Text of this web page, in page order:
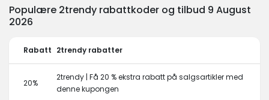
Populære 2trendy rabattkoder og tilbud 9 August
2026
Rabatt 2trendy rabatter
20%
2trendy | Få 20 % ekstra rabatt på salgsartikler med
denne kupongen